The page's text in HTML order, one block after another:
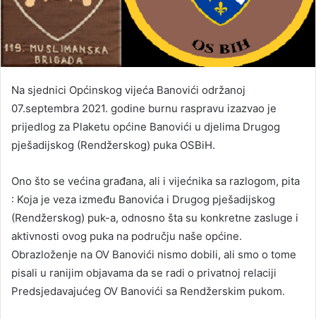
Na sjednici Općinskog vijeća Banovići održanoj
07.septembra 2021. godine burnu raspravu izazvao je
prijedlog za Plaketu općine Banovići u djelima Drugog
pješadijskog (Rendžerskog) puka OSBiH.
Ono što se većina građana, ali i vijećnika sa razlogom, pita
: Koja je veza između Banovića i Drugog pješadijskog
(Rendžerskog) puk-a, odnosno šta su konkretne zasluge i
aktivnosti ovog puka na području naše općine.
Obrazloženje na OV Banovići nismo dobili, ali smo o tome
pisali u ranijim objavama da se radi o privatnoj relaciji
Predsjedavajućeg OV Banovići sa Rendžerskim pukom.